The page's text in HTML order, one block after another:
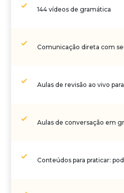
144 vídeos de gramática
Comunicação direta com
Aulas de revisão ao vivo
Aulas de conversação em
Conteúdos para praticar: